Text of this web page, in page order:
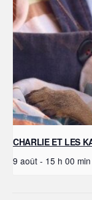
CHARLIE ET LES
9 août - 15 h 00 min